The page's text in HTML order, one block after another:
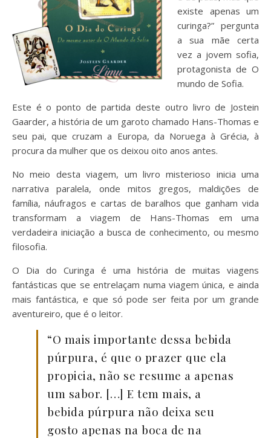
existe apenas um
curinga?” pergunta
a sua mãe certa
vez a jovem sofia,
protagonista de O
mundo de Sofia.
Este é o ponto de partida deste outro livro de Jostein
Gaarder, a história de um garoto chamado Hans-Thomas e
seu pai, que cruzam a Europa, da Noruega à Grécia, à
procura da mulher que os deixou oito anos antes.
No meio desta viagem, um livro misterioso inicia uma
narrativa paralela, onde mitos gregos, maldições de
família, náufragos e cartas de baralhos que ganham vida
transformam a viagem de Hans-Thomas em uma
verdadeira iniciação a busca de conhecimento, ou mesmo
filosofia.
O Dia do Curinga é uma história de muitas viagens
fantásticas que se entrelaçam numa viagem única, e ainda
mais fantástica, e que só pode ser feita por um grande
aventureiro, que é o leitor.
“O mais importante dessa bebida
púrpura, é que o prazer que ela
propicia, não se resume a apenas
um sabor. […] E tem mais, a
bebida púrpura não deixa seu
gosto apenas na boca de na